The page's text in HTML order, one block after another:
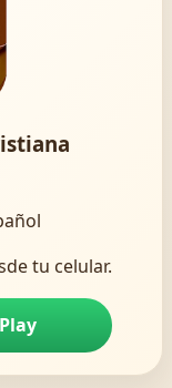
tu celular.